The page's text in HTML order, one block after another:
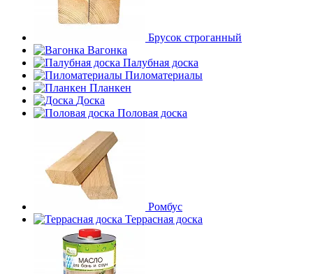
Брусок строганный
Вагонка
Палубная доска
Пиломатериалы
Планкен
Доска
Половая доска
Ромбус
Террасная доска